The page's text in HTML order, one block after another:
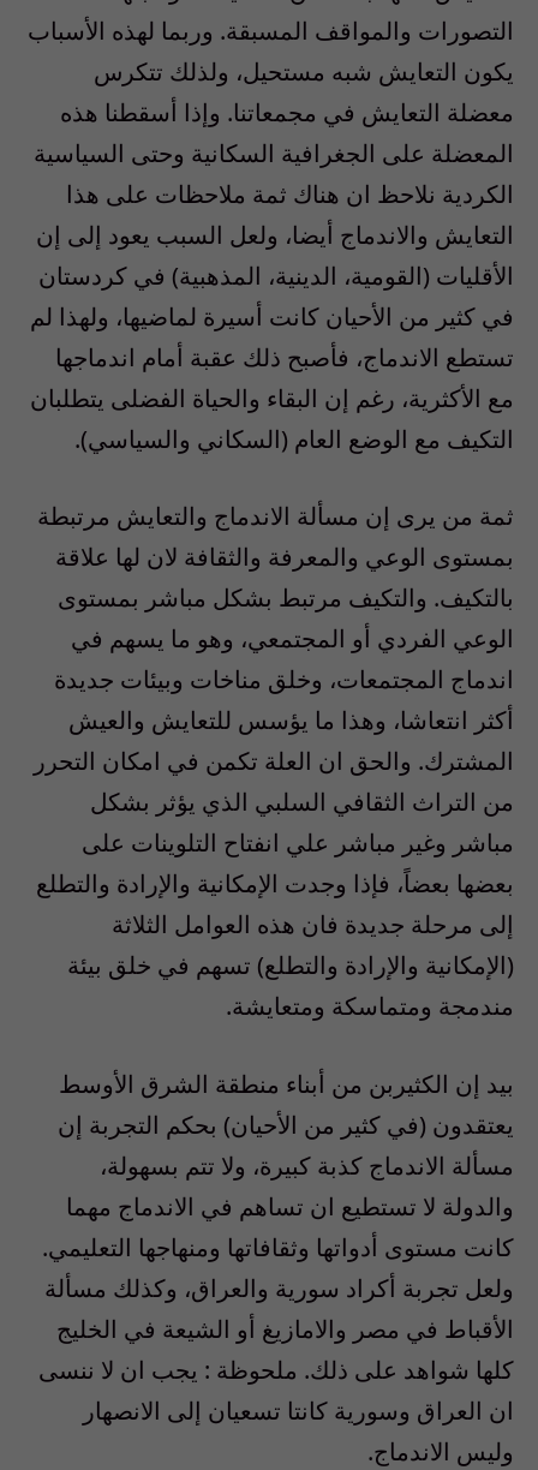
التصورات والمواقف المسبقة. وربما لهذه الأسباب
يكون التعايش شبه مستحيل، ولذلك تتكرس
معضلة التعايش في مجمعاتنا. وإذا أسقطنا هذه
المعضلة على الجغرافية السكانية وحتى السياسية
الكردية نلاحظ ان هناك ثمة ملاحظات على هذا
التعايش والاندماج أيضا، ولعل السبب يعود إلى إن
الأقليات (القومية، الدينية، المذهبية) في كردستان
في كثير من الأحيان كانت أسيرة لماضيها، ولهذا لم
تستطع الاندماج، فأصبح ذلك عقبة أمام اندماجها
مع الأكثرية، رغم إن البقاء والحياة الفضلى يتطلبان
التكيف مع الوضع العام (السكاني والسياسي).
ثمة من يرى إن مسألة الاندماج والتعايش مرتبطة
بمستوى الوعي والمعرفة والثقافة لان لها علاقة
بالتكيف. والتكيف مرتبط بشكل مباشر بمستوى
الوعي الفردي أو المجتمعي، وهو ما يسهم في
اندماج المجتمعات، وخلق مناخات وبيئات جديدة
أكثر انتعاشا، وهذا ما يؤسس للتعايش والعيش
المشترك. والحق ان العلة تكمن في امكان التحرر
من التراث الثقافي السلبي الذي يؤثر بشكل
مباشر وغير مباشر علي انفتاح التلوينات على
بعضها بعضاً، فإذا وجدت الإمكانية والإرادة والتطلع
إلى مرحلة جديدة فان هذه العوامل الثلاثة
(الإمكانية والإرادة والتطلع) تسهم في خلق بيئة
مندمجة ومتماسكة ومتعايشة.
بيد إن الكثيربن من أبناء منطقة الشرق الأوسط
يعتقدون (في كثير من الأحيان) بحكم التجربة إن
مسألة الاندماج كذبة كبيرة، ولا تتم بسهولة،
والدولة لا تستطيع ان تساهم في الاندماج مهما
كانت مستوى أدواتها وثقافاتها ومنهاجها التعليمي.
ولعل تجربة أكراد سورية والعراق، وكذلك مسألة
الأقباط في مصر والامازيغ أو الشيعة في الخليج
كلها شواهد على ذلك. ملحوظة : يجب ان لا ننسى
ان العراق وسورية كانتا تسعيان إلى الانصهار
وليس الاندماج.